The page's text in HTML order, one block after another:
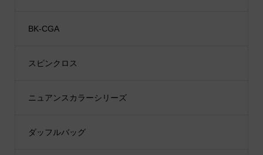
BK-CGA
スピンクロス
ニュアンスカラーシリーズ
ダッフルバッグ